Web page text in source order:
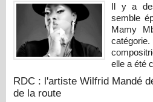
Il y a
semble
Mamy
elle a été
RDC : l'artiste Wilfrid Mandé
de la route